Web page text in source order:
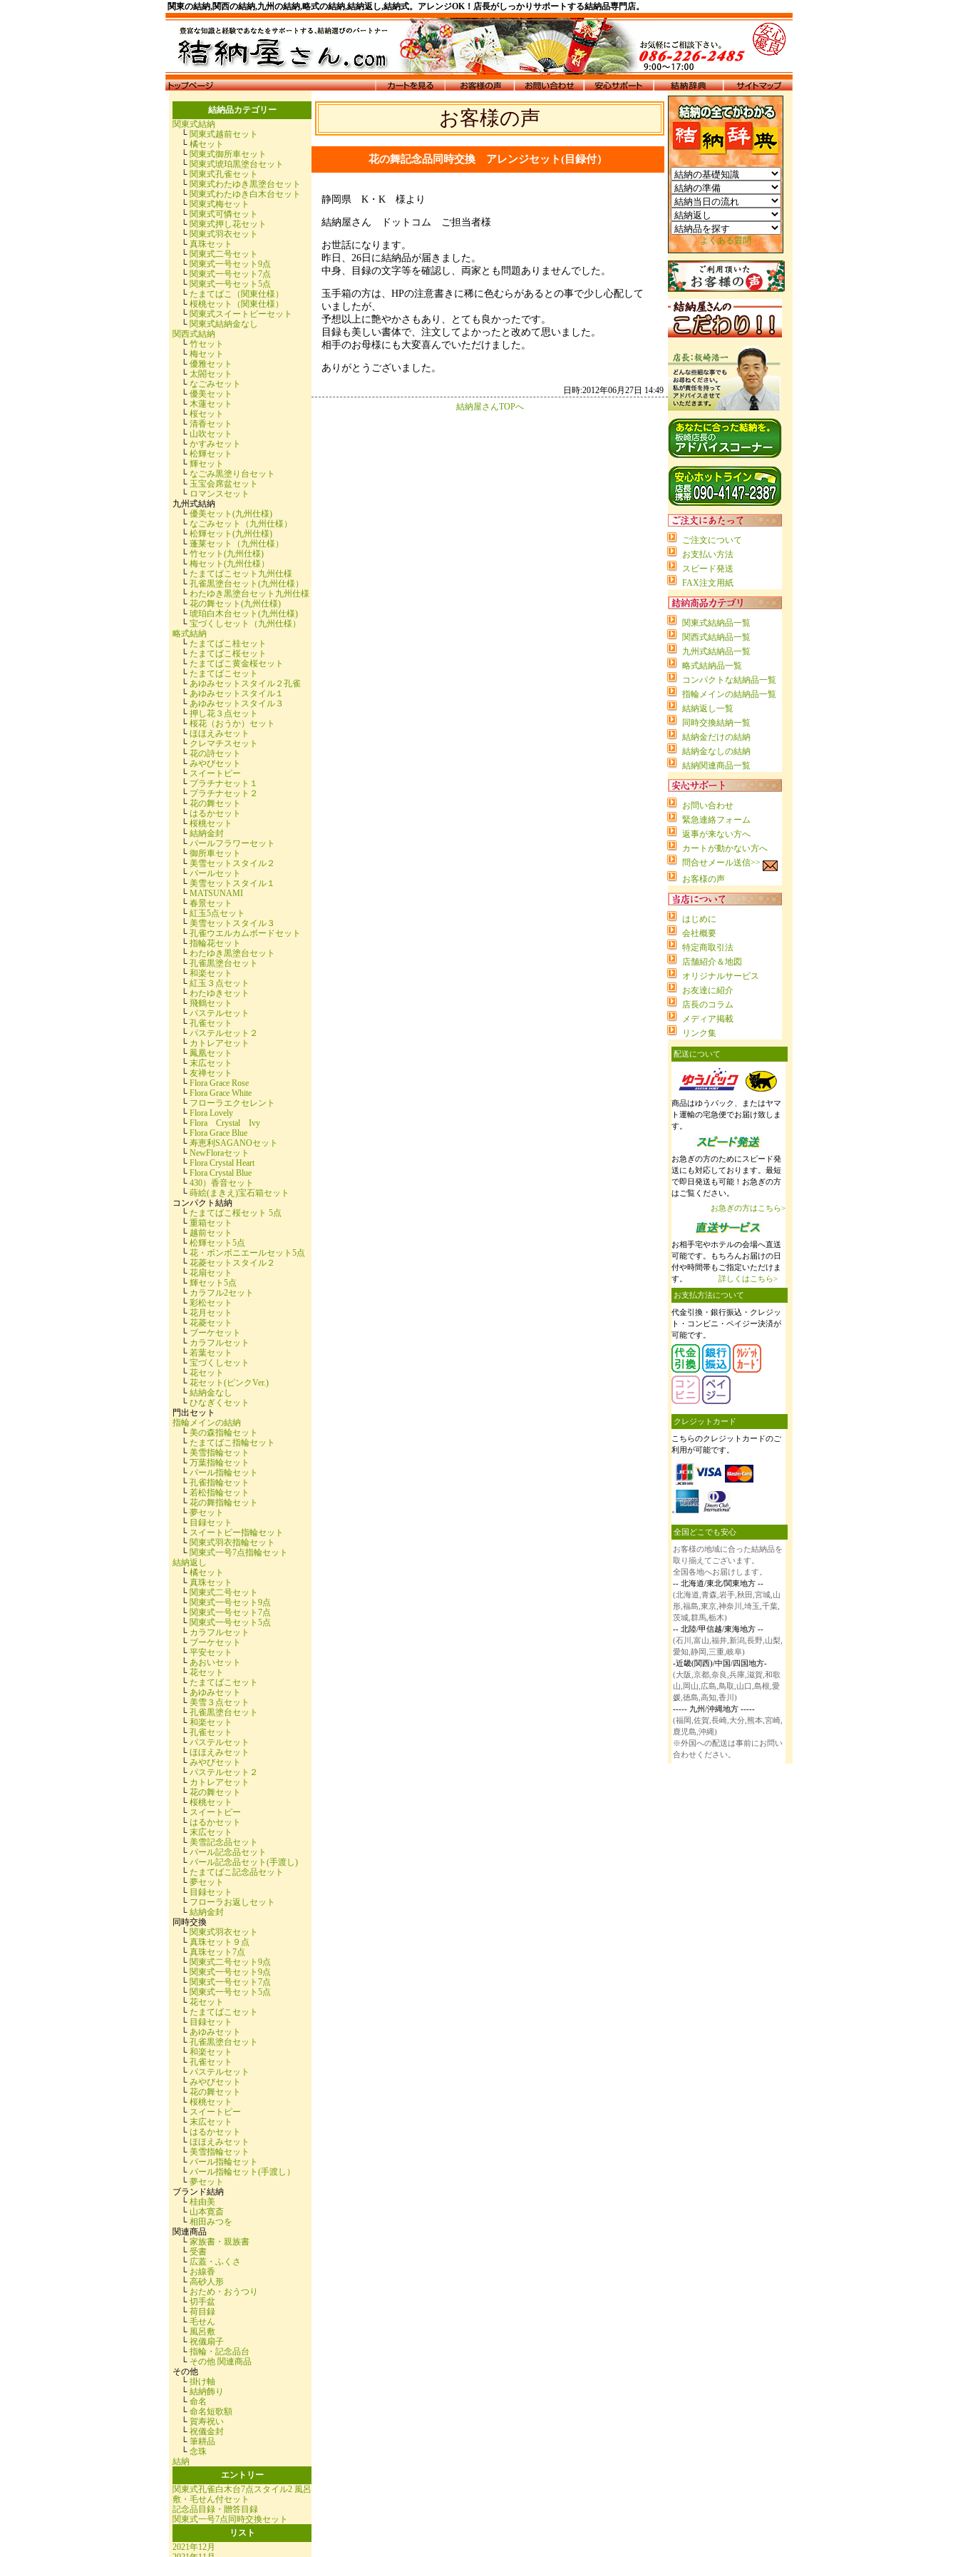
関東の結納,関西の結納,九州の結納,略式の結納,結納返し,結納式。アレンジOK！店長がしっかりサポートする結納品専門店。
お客様の声
花の舞記念品同時交換 アレンジセット(目録付）
静岡県 K・K 様より
結納屋さん ドットコム ご担当者様
お世話になります。
昨日、26日に結納品が届きました。
中身、目録の文字等を確認し、両家とも問題ありませんでした。
玉手箱の方は、HPの注意書きに稀に色むらがあるとの事で少し心配して
いましたが、
予想以上に艶やかさもあり、とても良かったです。
目録も美しい書体で、注文してよかったと改めて思いました。
相手のお母様にも大変喜んでいただけました。
ありがとうございました。
日時:2012年06月27日 14:49
結納屋さんTOPへ
結納品カテゴリー
関東式結納
└ 関東式越前セット
└ 橘セット
└ 関東式御所車セット
└ 関東式琥珀黒塗台セット
└ 関東式孔雀セット
└ 関東式わたゆき黒塗台セット
└ 関東式わたゆき白木台セット
└ 関東式梅セット
└ 関東式可憐セット
└ 関東式押し花セット
└ 関東式羽衣セット
└ 真珠セット
└ 関東式二号セット
└ 関東式一号セット9点
└ 関東式一号セット7点
└ 関東式一号セット5点
└ たまてばこ（関東仕様）
└ 桜桃セット（関東仕様）
└ 関東式スイートピーセット
└ 関東式結納金なし
関西式結納
└ 竹セット
└ 梅セット
└ 優雅セット
└ 太閤セット
└ なごみセット
└ 優美セット
└ 木蓮セット
└ 桜セット
└ 清香セット
└ 山吹セット
└ かすみセット
└ 松輝セット
└ 輝セット
└ なごみ黒塗り台セット
└ 玉宝会席盆セット
└ ロマンスセット
九州式結納
└ 優美セット(九州仕様)
└ なごみセット（九州仕様）
└ 松輝セット(九州仕様)
└ 蓬莱セット（九州仕様）
└ 竹セット(九州仕様)
└ 梅セット(九州仕様）
└ たまてばこセット九州仕様
└ 孔雀黒塗台セット(九州仕様）
└ わたゆき黒塗台セット九州仕様
└ 花の舞セット(九州仕様)
└ 琥珀白木台セット(九州仕様)
└ 宝づくしセット（九州仕様）
略式結納
└ たまてばこ桂セット
└ たまてばこ桜セット
└ たまてばこ黄金桜セット
└ たまてばこセット
└ あゆみセットスタイル２孔雀
└ あゆみセットスタイル１
└ あゆみセットスタイル３
└ 押し花３点セット
└ 桜花（おうか）セット
└ ほほえみセット
└ クレマチスセット
└ 花の詩セット
└ みやびセット
└ スイートピー
└ プラチナセット１
└ プラチナセット２
└ 花の舞セット
└ はるかセット
└ 桜桃セット
└ 結納金封
└ パールフラワーセット
└ 御所車セット
└ 美雪セットスタイル２
└ パールセット
└ 美雪セットスタイル１
└ MATSUNAMI
└ 春景セット
└ 紅玉5点セット
└ 美雪セットスタイル３
└ 孔雀ウエルカムボードセット
└ 指輪花セット
└ わたゆき黒塗台セット
└ 孔雀黒塗台セット
└ 和楽セット
└ 紅玉３点セット
└ わたゆきセット
└ 飛鶴セット
└ パステルセット
└ 孔雀セット
└ パステルセット２
└ カトレアセット
└ 鳳凰セット
└ 末広セット
└ 友禅セット
└ Flora Grace Rose
└ Flora Grace White
└ フローラエクセレント
└ Flora Lovely
└ Flora Crystal Ivy
└ Flora Grace Blue
└ 寿恵利SAGANOセット
└ NewFloraセット
└ Flora Crystal Heart
└ Flora Crystal Blue
└ 430）香音セット
└ 蒔絵(まきえ)宝石箱セット
コンパクト結納
└ たまてばこ桜セット 5点
└ 重箱セット
└ 越前セット
└ 松輝セット5点
└ 花・ボンボニエールセット5点
└ 花菱セットスタイル２
└ 花扇セット
└ 輝セット5点
└ カラフル2セット
└ 彩松セット
└ 花月セット
└ 花菱セット
└ ブーケセット
└ カラフルセット
└ 若葉セット
└ 宝づくしセット
└ 花セット
└ 花セット(ピンクVer.)
└ 結納金なし
└ ひなぎくセット
門出セット
指輪メインの結納
└ 美の森指輪セット
└ たまてばこ指輪セット
└ 美雪指輪セット
└ 万葉指輪セット
└ パール指輪セット
└ 孔雀指輪セット
└ 若松指輪セット
└ 花の舞指輪セット
└ 夢セット
└ 目録セット
└ スイートピー指輪セット
└ 関東式羽衣指輪セット
└ 関東式一号7点指輪セット
結納返し
└ 橘セット
└ 真珠セット
└ 関東式二号セット
└ 関東式一号セット9点
└ 関東式一号セット7点
└ 関東式一号セット5点
└ カラフルセット
└ ブーケセット
└ 平安セット
└ あおいセット
└ 花セット
└ たまてばこセット
└ あゆみセット
└ 美雪３点セット
└ 孔雀黒塗台セット
└ 和楽セット
└ 孔雀セット
└ パステルセット
└ ほほえみセット
└ みやびセット
└ パステルセット２
└ カトレアセット
└ 花の舞セット
└ 桜桃セット
└ スイートピー
└ はるかセット
└ 末広セット
└ 美雪記念品セット
└ パール記念品セット
└ パール記念品セット(手渡し)
└ たまてばこ記念品セット
└ 夢セット
└ 目録セット
└ フローラお返しセット
└ 結納金封
同時交換
└ 関東式羽衣セット
└ 真珠セット９点
└ 真珠セット7点
└ 関東式二号セット9点
└ 関東式一号セット9点
└ 関東式一号セット7点
└ 関東式一号セット5点
└ 花セット
└ たまてばこセット
└ 目録セット
└ あゆみセット
└ 孔雀黒塗台セット
└ 和楽セット
└ 孔雀セット
└ パステルセット
└ みやびセット
└ 花の舞セット
└ 桜桃セット
└ スイートピー
└ 末広セット
└ はるかセット
└ ほほえみセット
└ 美雪指輪セット
└ パール指輪セット
└ パール指輪セット(手渡し）
└ 夢セット
ブランド結納
└ 桂由美
└ 山本寛斎
└ 相田みつを
関連商品
└ 家族書・親族書
└ 受書
└ 広蓋・ふくさ
└ お線香
└ 高砂人形
└ おため・おうつり
└ 切手盆
└ 荷目録
└ 毛せん
└ 風呂敷
└ 祝儀扇子
└ 指輪・記念品台
└ その他 関連商品
その他
└ 掛け軸
└ 結納飾り
└ 命名
└ 命名短歌額
└ 賀寿祝い
└ 祝儀金封
└ 筆耕品
└ 念珠
結納
エントリー
関東式孔雀白木台7点スタイル2 風呂
敷・毛せん付セット
記念品目録・贈答目録
関東式一号7点同時交換セット
リスト
2021年12月
よくある質問
ご注文について
お支払い方法
スピード発送
FAX注文用紙
関東式結納品一覧
関西式結納品一覧
九州式結納品一覧
略式結納品一覧
コンパクトな結納品一覧
指輪メインの結納品一覧
結納返し一覧
同時交換結納一覧
結納金だけの結納
結納金なしの結納
結納関連商品一覧
お問い合わせ
緊急連絡フォーム
返事が来ない方へ
カートが動かない方へ
問合せメール送信>>
お客様の声
はじめに
会社概要
特定商取引法
店舗紹介＆地図
オリジナルサービス
お友達に紹介
店長のコラム
メディア掲載
リンク集
配送について
商品はゆうパック、またはヤマ
ト運輸の宅急便でお届け致しま
す。
お急ぎの方のためにスピード発
送にも対応しております。最短
で即日発送も可能！お急ぎの方
はご覧ください。
お急ぎの方はこちら>
お相手宅やホテルの会場へ直送
可能です。もちろんお届けの日
付や時間帯もご指定いただけま
す。 詳しくはこちら>
お支払方法について
代金引換・銀行振込・クレジッ
ト・コンビニ・ペイジー決済が
可能です。
クレジットカード
こちらのクレジットカードのご
利用が可能です。
全国どこでも安心
お客様の地域に合った結納品を
取り揃えてございます。
全国各地へお届けします。
-- 北海道/東北/関東地方 --
(北海道,青森,岩手,秋田,宮城,山
形,福島,東京,神奈川,埼玉,千葉,
茨城,群馬,栃木)
-- 北陸/甲信越/東海地方 --
(石川,富山,福井,新潟,長野,山梨,
愛知,静岡,三重,岐阜)
-近畿(関西)/中国/四国地方-
(大阪,京都,奈良,兵庫,滋賀,和歌
山,岡山,広島,鳥取,山口,島根,愛
媛,徳島,高知,香川)
----- 九州/沖縄地方 -----
(福岡,佐賀,長崎,大分,熊本,宮崎,
鹿児島,沖縄)
※外国への配送は事前にお問い
合わせください。